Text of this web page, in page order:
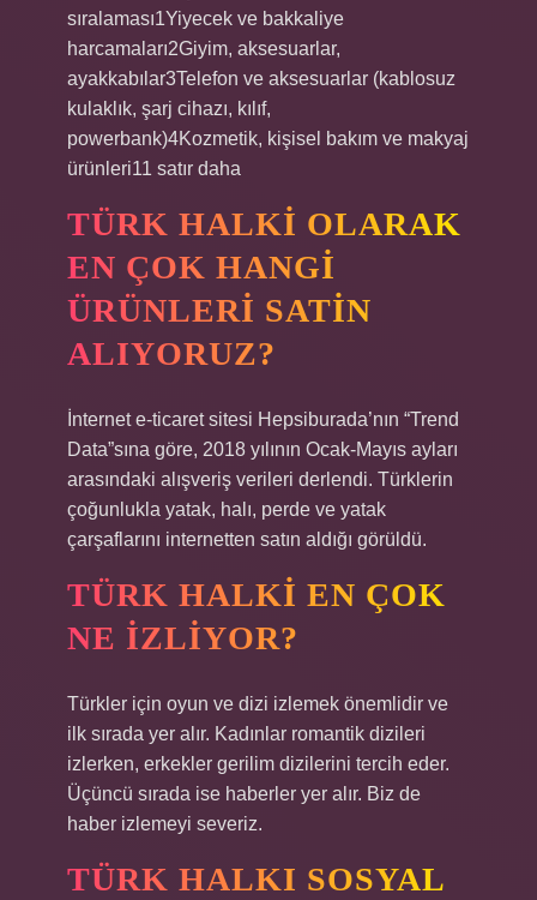
sıralaması1Yiyecek ve bakkaliye
harcamaları2Giyim, aksesuarlar,
ayakkabılar3Telefon ve aksesuarlar (kablosuz
kulaklık, şarj cihazı, kılıf,
powerbank)4Kozmetik, kişisel bakım ve makyaj
ürünleri11 satır daha
TÜRK HALKI OLARAK
EN ÇOK HANGI
ÜRÜNLERI SATIN
ALIYORUZ?
İnternet e-ticaret sitesi Hepsiburada’nın “Trend
Data”sına göre, 2018 yılının Ocak-Mayıs ayları
arasındaki alışveriş verileri derlendi. Türklerin
çoğunlukla yatak, halı, perde ve yatak
çarşaflarını internetten satın aldığı görüldü.
TÜRK HALKI EN ÇOK
NE IZLIYOR?
Türkler için oyun ve dizi izlemek önemlidir ve
ilk sırada yer alır. Kadınlar romantik dizileri
izlerken, erkekler gerilim dizilerini tercih eder.
Üçüncü sırada ise haberler yer alır. Biz de
haber izlemeyi severiz.
TÜRK HALKI SOSYAL